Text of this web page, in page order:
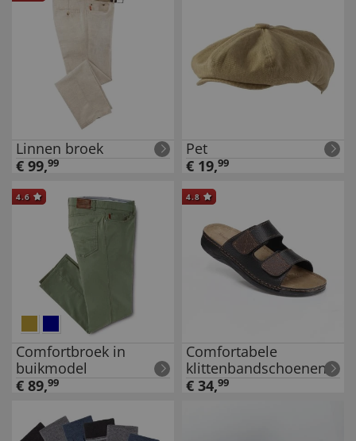
Linnen broek
€ 99,99
Pet
€ 19,99
4.6
Comfortbroek in
buikmodel
€ 89,99
4.8
Comfortabele
klittenbandschoenen
€ 34,99